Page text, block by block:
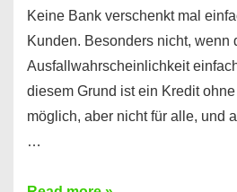
Keine Bank verschenkt mal
Kunden. Besonders nicht, wenn
Ausfallwahrscheinlichkeit
diesem Grund ist ein Kredit
möglich, aber nicht für alle, und
…